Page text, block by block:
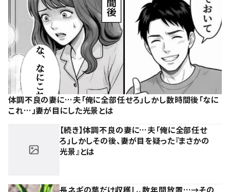
体調不良の妻に…夫「俺に全部任せろ」しかし数時間後「なに
これ…」妻が目にした光景とは
【続き】体調不良の妻に…夫「俺に全部任せ
ろ」しかしその後、妻が目を疑った『まさかの
光景』とは
長ネギの葉だけ収穫し、数年間放置…→その